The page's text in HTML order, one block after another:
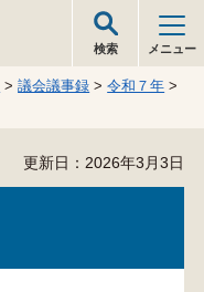
検索 メニュー
>議会議事録 >令和７年 >
更新日：2026年3月3日